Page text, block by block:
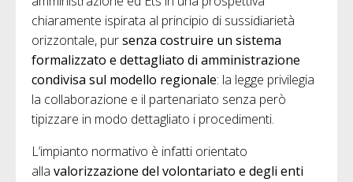
chiaramente ispirata al principio di sussidiarietà
orizzontale, pursenza costruire un sistema
formalizzato e dettagliato di amministrazione
condivisa sul modello regionale: la legge privilegia
la collaborazione e il partenariato senza però
tipizzare in modo dettagliato i procedimenti.
L’impianto normativo è infatti orientato
alla valorizzazione del volontariato e degli enti